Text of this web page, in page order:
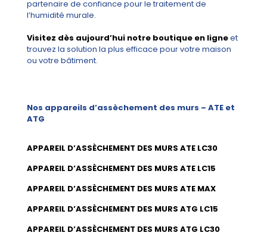
partenaire de confiance pour le traitement de
l’humidité murale.
Visitez dès aujourd’hui notre boutique en ligneet
trouvez la solution la plus efficace pour votre maison
ou votre bâtiment.
Nos appareils d’assèchement des murs – ATE et
ATG
APPAREIL D’ASSÈCHEMENT DES MURS ATE LC30
APPAREIL D’ASSÈCHEMENT DES MURS ATE LC15
APPAREIL D’ASSÈCHEMENT DES MURS ATE MAX
APPAREIL D’ASSÈCHEMENT DES MURS ATG LC15
APPAREIL D’ASSÈCHEMENT DES MURS ATG LC30